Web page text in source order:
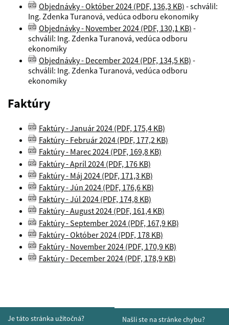
Objednávky - Október 2024 (PDF, 136,3 KB) - schválil:
Ing. Zdenka Turanová, vedúca odboru ekonomiky
Objednávky - November 2024 (PDF, 130,1 KB) -
schválil: Ing. Zdenka Turanová, vedúca odboru
ekonomiky
Objednávky - December 2024 (PDF, 134,5 KB) -
schválil: Ing. Zdenka Turanová, vedúca odboru
ekonomiky
Faktúry
Faktúry - Január 2024 (PDF, 175,4 KB)
Faktúry - Február 2024 (PDF, 177,2 KB)
Faktúry - Marec 2024 (PDF, 169,8 KB)
Faktúry - Apríl 2024 (PDF, 176 KB)
Faktúry - Máj 2024 (PDF, 171,3 KB)
Faktúry - Jún 2024 (PDF, 176,6 KB)
Faktúry - Júl 2024 (PDF, 174,8 KB)
Faktúry - August 2024 (PDF, 161,4 KB)
Faktúry - September 2024 (PDF, 167,9 KB)
Faktúry - Október 2024 (PDF, 178 KB)
Faktúry - November 2024 (PDF, 170,9 KB)
Faktúry - December 2024 (PDF, 178,9 KB)
Je táto stránka užitočná? Našli ste na stránke chybu?